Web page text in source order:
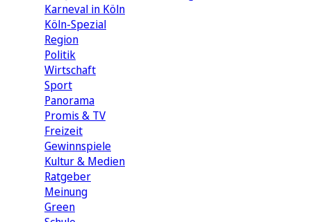
Karneval in Köln
Köln-Spezial
Region
Politik
Wirtschaft
Sport
Panorama
Promis & TV
Freizeit
Gewinnspiele
Kultur & Medien
Ratgeber
Meinung
Green